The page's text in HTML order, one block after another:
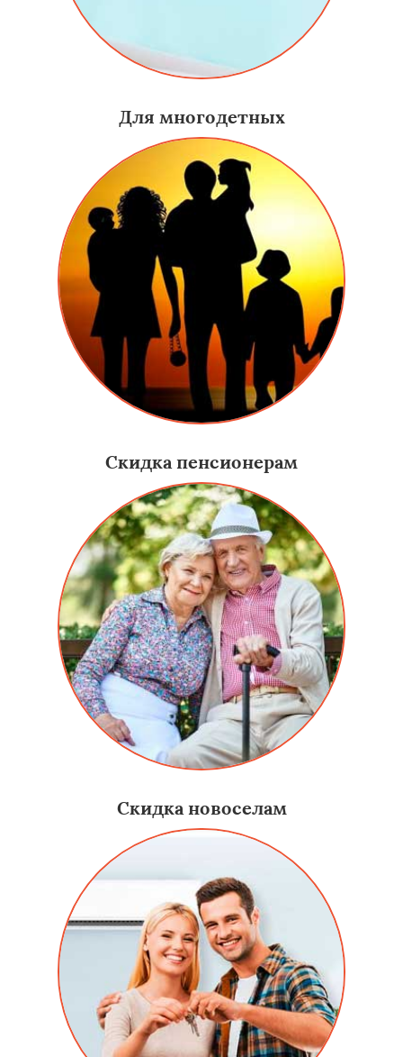
Для многодетных
Скидка пенсионерам
Скидка новоселам